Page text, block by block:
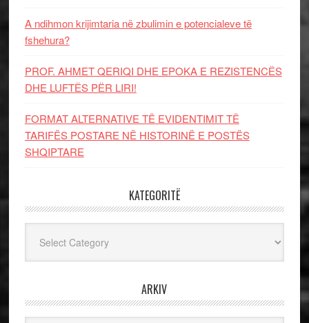
A ndihmon krijimtaria në zbulimin e potencialeve të
fshehura?
PROF. AHMET QERIQI DHE EPOKA E REZISTENCЁS
DHE LUFTЁS PЁR LIRI!
FORMAT ALTERNATIVE TË EVIDENTIMIT TË
TARIFËS POSTARE NË HISTORINË E POSTËS
SHQIPTARE
KATEGORITË
ARKIV